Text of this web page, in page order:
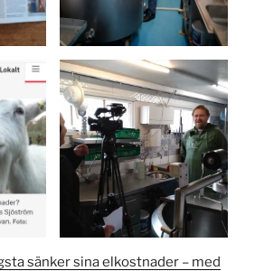
sänker sina elkostnader – med